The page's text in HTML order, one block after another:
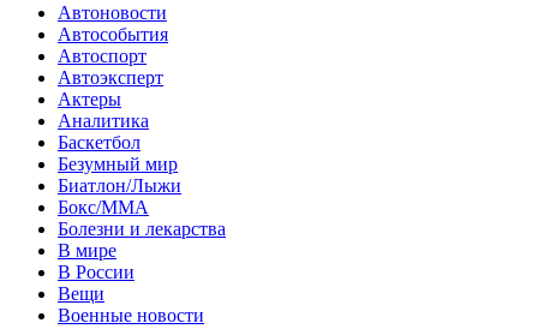
Автоновости
Автособытия
Автоспорт
Автоэксперт
Актеры
Аналитика
Баскетбол
Безумный мир
Биатлон/Лыжи
Бокс/MMA
Болезни и лекарства
В мире
В России
Вещи
Военные новости